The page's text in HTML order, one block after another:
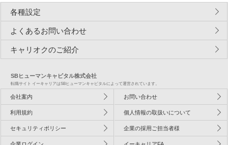
各種設定
よくあるお問い合わせ
キャリオクのご紹介
SBヒューマンキャピタル株式会社
転職サイト イーキャリアはSBヒューマンキャピタルによって運営されています。
会社案内 お問い合わせ
利用規約 個人情報の取扱いについて
セキュリティポリシー 企業の採用ご担当者様